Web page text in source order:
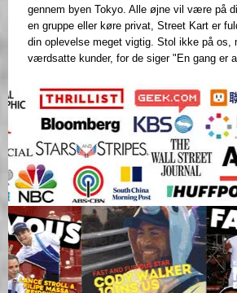
gennem byen Tokyo. Alle øjne vil være på
en gruppe eller køre privat, Street Kart er
din oplevelse meget vigtig. Stol ikke på os,
værdsatte kunder, for de siger "En gang er